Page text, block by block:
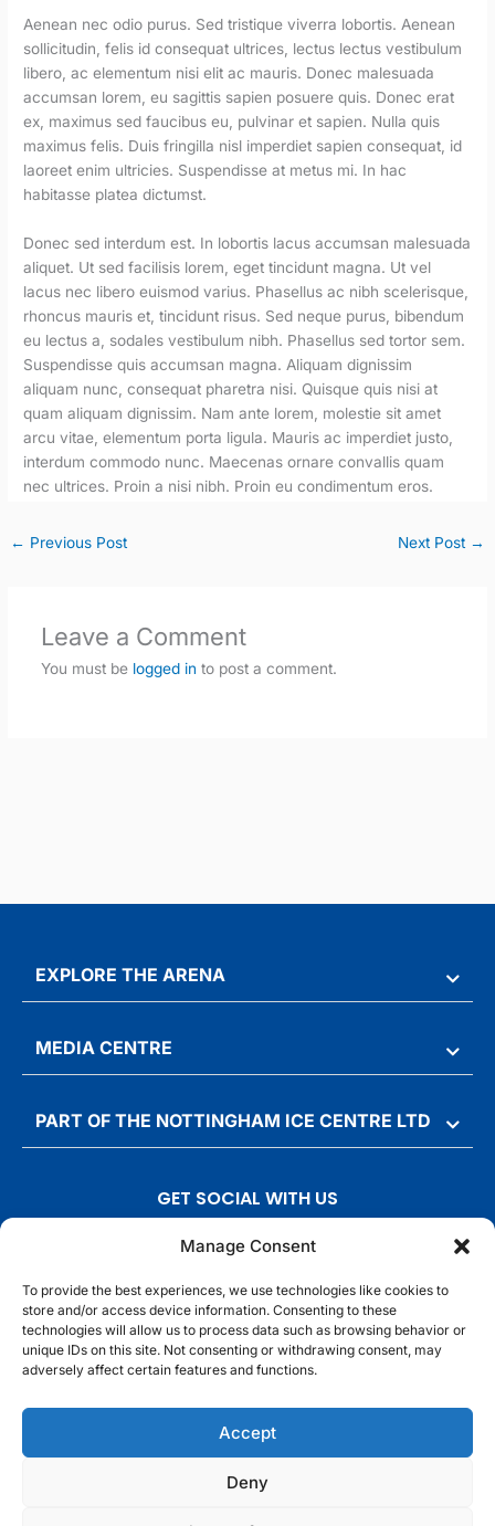
Manage Consent
To provide the best experiences, we use technologies like cookies to
store and/or access device information. Consenting to these
technologies will allow us to process data such as browsing behavior or
unique IDs on this site. Not consenting or withdrawing consent, may
adversely affect certain features and functions.
Accept
Deny
Aenean nec odio purus. Sed tristique viverra lobortis. Aenean
sollicitudin, felis id consequat ultrices, lectus lectus vestibulum
libero, ac elementum nisi elit ac mauris. Donec malesuada
accumsan lorem, eu sagittis sapien posuere quis. Donec erat
ex, maximus sed faucibus eu, pulvinar et sapien. Nulla quis
maximus felis. Duis fringilla nisl imperdiet sapien consequat, id
laoreet enim ultricies. Suspendisse at metus mi. In hac
habitasse platea dictumst.
Donec sed interdum est. In lobortis lacus accumsan malesuada
aliquet. Ut sed facilisis lorem, eget tincidunt magna. Ut vel
lacus nec libero euismod varius. Phasellus ac nibh scelerisque,
rhoncus mauris et, tincidunt risus. Sed neque purus, bibendum
eu lectus a, sodales vestibulum nibh. Phasellus sed tortor sem.
Suspendisse quis accumsan magna. Aliquam dignissim
aliquam nunc, consequat pharetra nisi. Quisque quis nisi at
quam aliquam dignissim. Nam ante lorem, molestie sit amet
arcu vitae, elementum porta ligula. Mauris ac imperdiet justo,
interdum commodo nunc. Maecenas ornare convallis quam
nec ultrices. Proin a nisi nibh. Proin eu condimentum eros.
← Previous Post Next Post →
Leave a Comment
You must be logged in to post a comment.
EXPLORE THE ARENA
MEDIA CENTRE
PART OF THE NOTTINGHAM ICE CENTRE LTD
GET SOCIAL WITH US
i
t
t
e
r
F
c
e
b
o
o
k
I
s
t
a
g
r
a
m
k
t
o
© Motorpoint Arena Nottingham. All rights reserved.
Competition Terms & Conditions Terms & Conditions
Privacy Notice
Cookie Notice